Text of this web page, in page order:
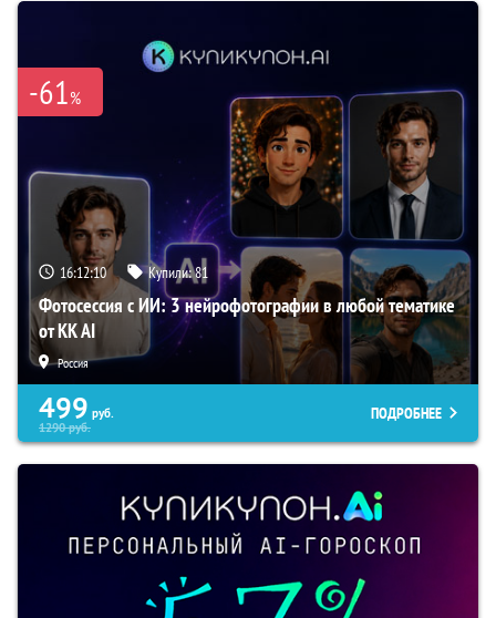
-61%
16:12:09 Купили:81
Фотосессия с ИИ: 3 нейрофотографии в любой тематике
от KK AI
Россия
499 руб.
1290руб.
ПОДРОБНЕЕ